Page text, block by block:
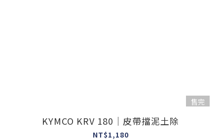
售完
KYMCO KRV 180｜皮帶擋泥土除
NT$1,180